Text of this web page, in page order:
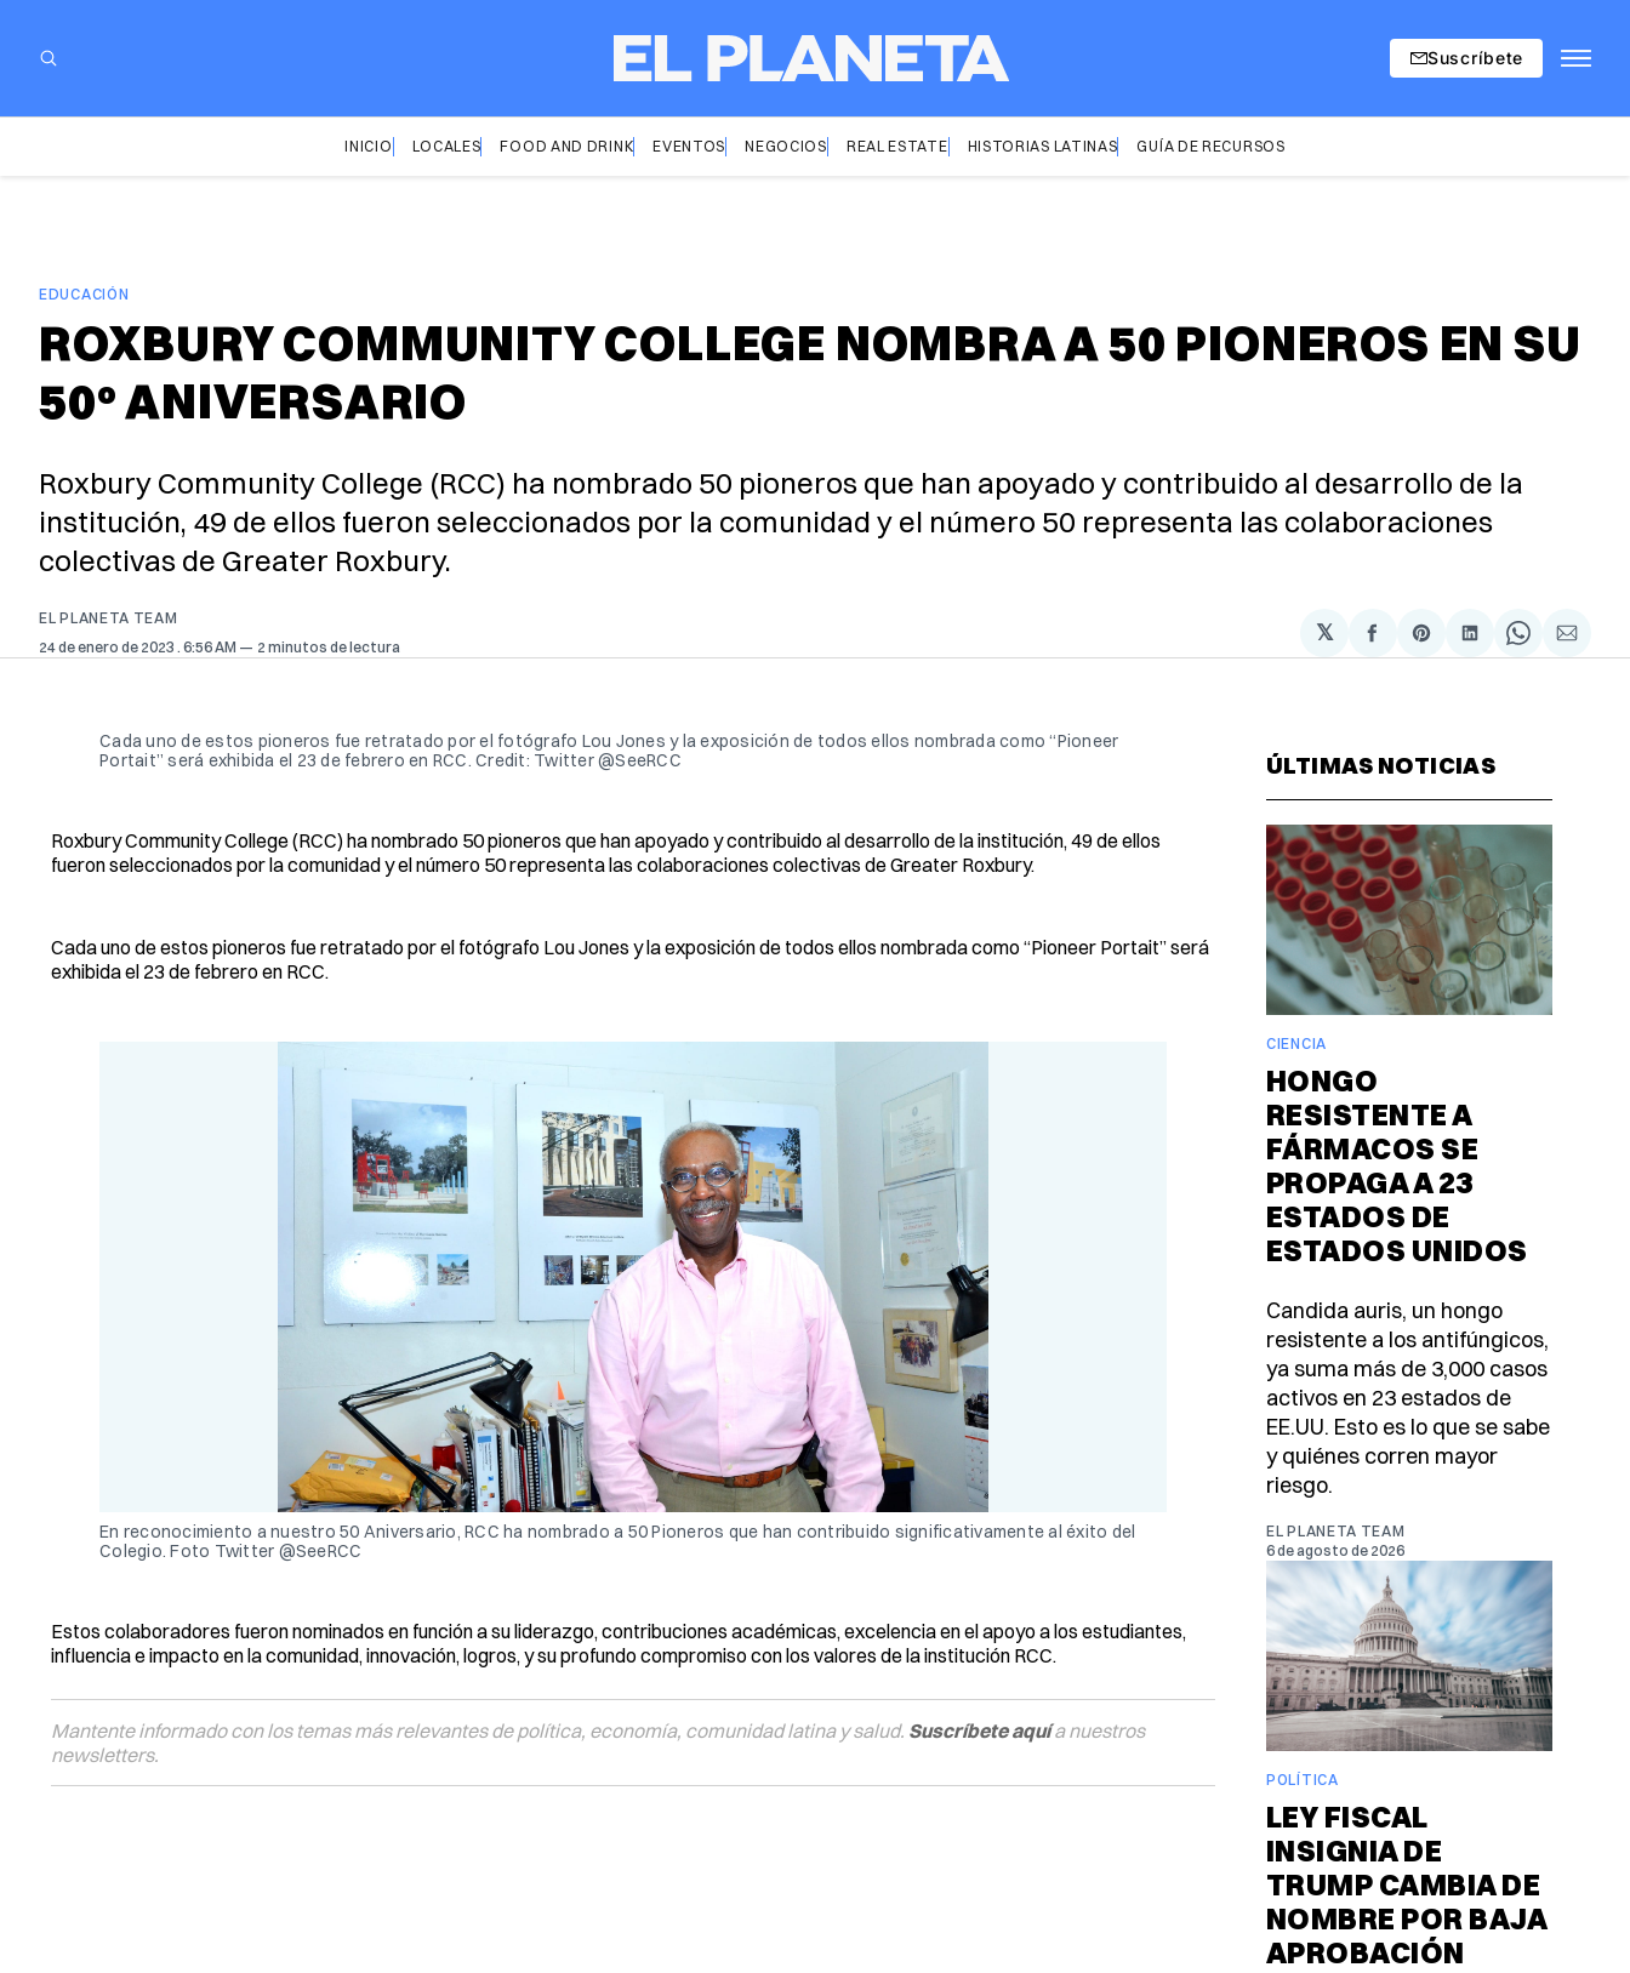
Suscríbete
INICIO LOCALES FOOD AND DRINK EVENTOS NEGOCIOS REAL ESTATE HISTORIAS LATINAS GUÍA DE RECURSOS
EDUCACIÓN
ROXBURY COMMUNITY COLLEGE NOMBRA A 50 PIONEROS EN SU
50º ANIVERSARIO
Roxbury Community College (RCC) ha nombrado 50 pioneros que han apoyado y contribuido al desarrollo de la
institución, 49 de ellos fueron seleccionados por la comunidad y el número 50 representa las colaboraciones
colectivas de Greater Roxbury.
EL PLANETA TEAM
24 de enero de 2023 . 6:56 AM 2 minutos de lectura
𝕏
Compartir
en
Share
on
Compartir
en
Share
on
via
Cada uno de estos pioneros fue retratado por el fotógrafo Lou Jones y la exposición de todos ellos nombrada como “Pioneer
Portait” será exhibida el 23 de febrero en RCC. Credit: Twitter @SeeRCC
Roxbury Community College (RCC) ha nombrado 50 pioneros que han apoyado y contribuido al desarrollo de la institución, 49 de ellos
fueron seleccionados por la comunidad y el número 50 representa las colaboraciones colectivas de Greater Roxbury.
Cada uno de estos pioneros fue retratado por el fotógrafo Lou Jones y la exposición de todos ellos nombrada como “Pioneer Portait” será
exhibida el 23 de febrero en RCC.
En reconocimiento a nuestro 50 Aniversario, RCC ha nombrado a 50 Pioneros que han contribuido significativamente al éxito del
Colegio. Foto Twitter @SeeRCC
Estos colaboradores fueron nominados en función a su liderazgo, contribuciones académicas, excelencia en el apoyo a los estudiantes,
influencia e impacto en la comunidad, innovación, logros, y su profundo compromiso con los valores de la institución RCC.
Mantente informado con los temas más relevantes de política, economía, comunidad latina y salud. Suscríbete aquía nuestros
newsletters.
ÚLTIMAS NOTICIAS
CIENCIA
HONGO
RESISTENTE A
FÁRMACOS SE
PROPAGA A 23
ESTADOS DE
ESTADOS UNIDOS
Candida auris, un hongo
resistente a los antifúngicos,
ya suma más de 3,000 casos
activos en 23 estados de
EE.UU. Esto es lo que se sabe
y quiénes corren mayor
riesgo.
EL PLANETA TEAM
6 de agosto de 2026
POLÍTICA
LEY FISCAL
INSIGNIA DE
TRUMP CAMBIA DE
NOMBRE POR BAJA
APROBACIÓN